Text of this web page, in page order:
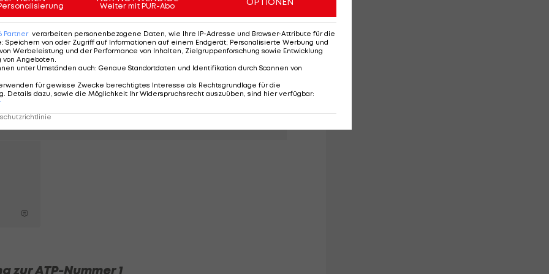
Olympiasieger
Djokovic
verzichtet auf
Start in
Cincinnati
zur ATP-Nummer 1
Weiter mit PUR-Abo
Partner verarbeiten personenbezogene Daten, wie Ihre IP-Adresse und Browser-Attribute für die
: Speichern von oder Zugriff auf Informationen auf einem Endgerät; Personalisierte Werbung und
Werbeleistung und der Performance von Inhalten, Zielgruppenforschung sowie Entwicklung
von Angeboten.
unter Umständen auch: Genaue Standortdaten und Identifikation durch Scannen von
für gewisse Zwecke berechtigtes Interesse als Rechtsgrundlage für die
Details dazu, sowie die Möglichkeit Ihr Widerspruchsrecht auszuüben, sind hier verfügbar: